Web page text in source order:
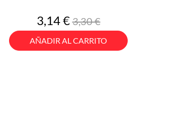
Precio
3,14 €Precio
base
3,30 €
AÑADIR AL CARRITO